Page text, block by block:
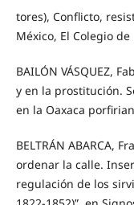
tores), Conflicto,
México, El Colegio
BAILÓN VÁSQUEZ,
y en la prostitución.
en la Oaxaca
BELTRÁN ABARCA,
ordenar la calle.
regulación de los